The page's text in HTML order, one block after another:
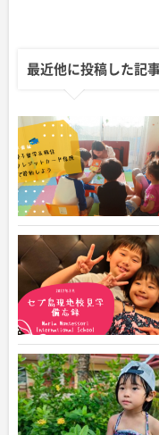
最近他に投稿した記